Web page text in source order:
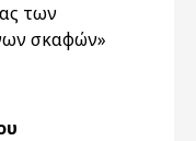
των
σκαφών»